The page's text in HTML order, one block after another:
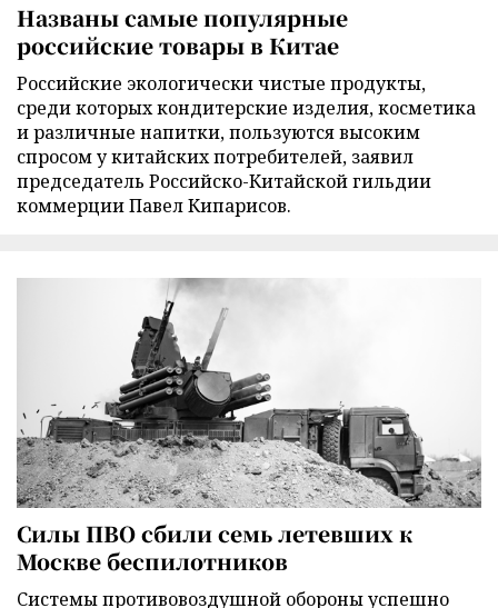
Названы самые популярные
российские товары в Китае
Российские экологически чистые продукты,
среди которых кондитерские изделия, косметика
и различные напитки, пользуются высоким
спросом у китайских потребителей, заявил
председатель Российско-Китайской гильдии
коммерции Павел Кипарисов.
Силы ПВО сбили семь летевших к
Москве беспилотников
Cистемы противовоздушной обороны успешно